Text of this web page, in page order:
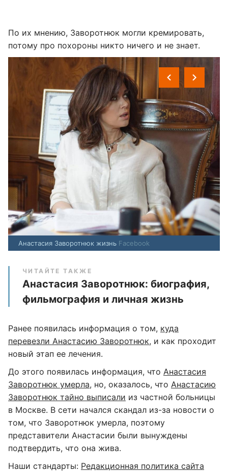
По их мнению, Заворотнюк могли кремировать,
потому про похороны никто ничего и не знает.
Анастасия Заворотнюк жизнь Facebook
ЧИТАЙТЕ ТАКЖЕ
Анастасия Заворотнюк: биография,
фильмография и личная жизнь
Ранее появилась информация о том, куда
перевезли Анастасию Заворотнюк, и как проходит
новый этап ее лечения.
До этого появилась информация, что Анастасия
Заворотнюк умерла, но, оказалось, что Анастасию
Заворотнюк тайно выписали из частной больницы
в Москве. В сети начался скандал из-за новости о
том, что Заворотнюк умерла, поэтому
представители Анастасии были вынуждены
подтвердить, что она жива.
Наши стандарты: Редакционная политика сайта